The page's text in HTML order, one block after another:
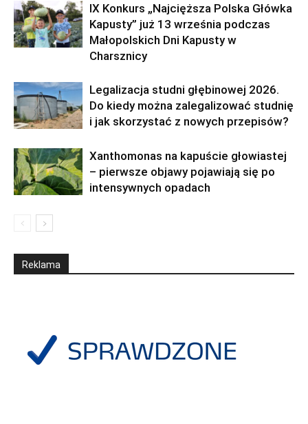
IX Konkurs „Najcięższa Polska Główka
Kapusty” już 13 września podczas
Małopolskich Dni Kapusty w
Charsznicy
Legalizacja studni głębinowej 2026.
Do kiedy można zalegalizować studnię
i jak skorzystać z nowych przepisów?
Xanthomonas na kapuście głowiastej
– pierwsze objawy pojawiają się po
intensywnych opadach
Reklama